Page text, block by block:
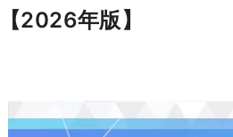
【2026年版】